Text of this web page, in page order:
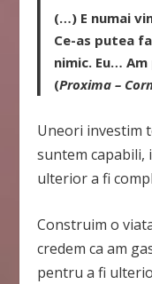
(…) E numai
Ce-as putea
nimic. Eu…
(Proxima –
Uneori investim
suntem capabili,
ulterior a fi
Construim o
credem ca am
pentru a fi